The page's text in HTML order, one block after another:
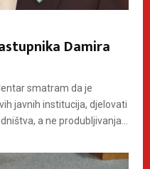
Damira
smatram da je
javnih institucija, djelovati
a ne produbljivanja...